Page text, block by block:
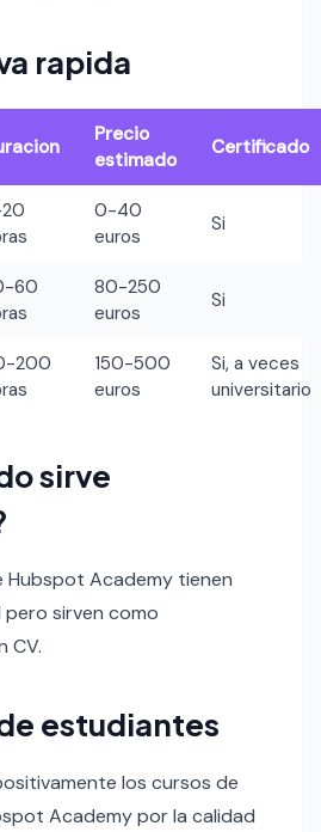
rapida
Precio
estimado
Certificado
0-40
euros
Si
60
80-250
euros
Si
200
150-500
euros
Si, a veces
universitario
sirve
Academy tienen
sirven como
CV.
estudiantes
los cursos de
Academy por la calidad